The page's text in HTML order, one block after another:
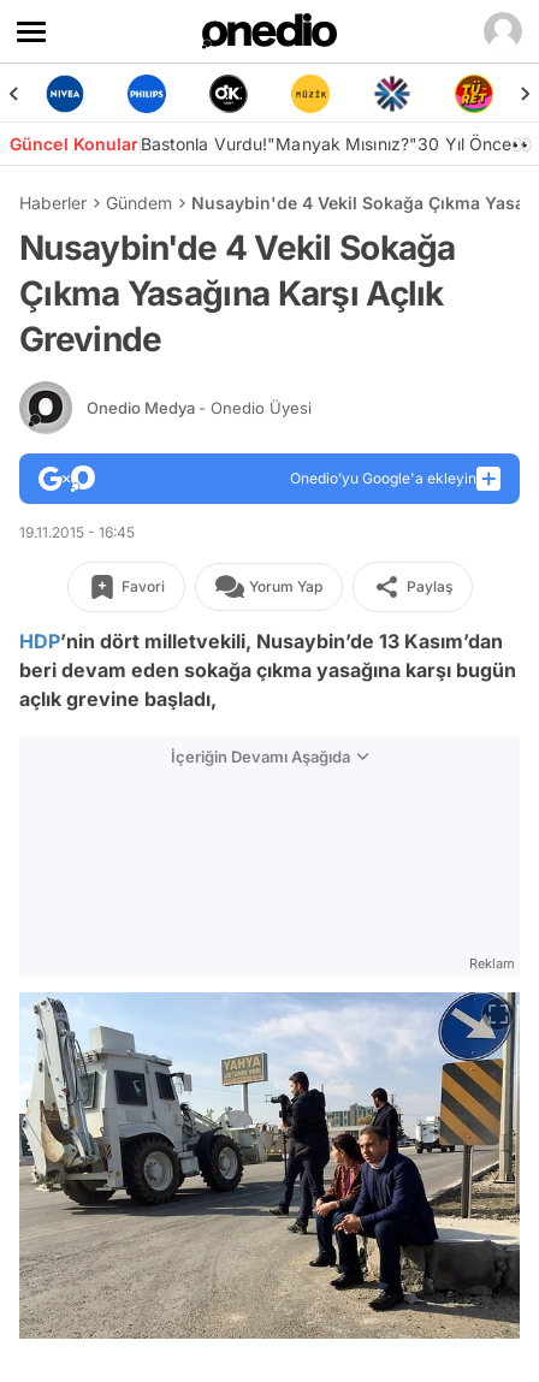
Güncel KonularBastonla Vurdu!"Manyak Mısınız?"30 Yıl Önce👀
Haberler Gündem Nusaybin'de 4 Vekil Sokağa Çıkma
Nusaybin'de 4 Vekil Sokağa
Çıkma Yasağına Karşı Açlık
Grevinde
Onedio Medya - Onedio Üyesi
Onedio’yu Google'a ekleyin
19.11.2015 - 16:45
Favori Yorum Yap Paylaş
HDP’nin dört milletvekili, Nusaybin’de 13 Kasım’dan
beri devam eden sokağa çıkma yasağına karşı bugün
açlık grevine başladı,
İçeriğin Devamı Aşağıda
Reklam